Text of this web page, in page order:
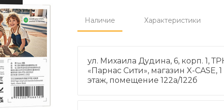
Наличие Характеристики
ул. Михаила Дудина, 6, корп. 1,
«Парнас Сити», магазин X-CASE, 1
этаж, помещение 122а/122б